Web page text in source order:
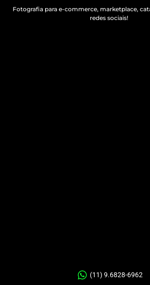
Fotografia para e-commerce, marketplace,
redes sociais!
(11) 9.6828-6962